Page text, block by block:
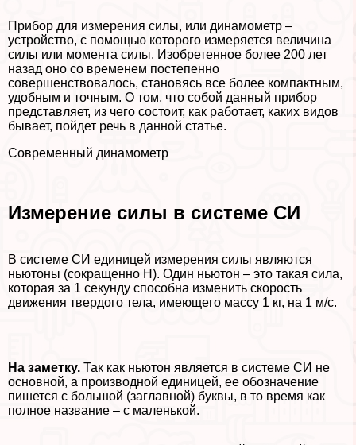
Прибор для измерения силы, или динамометр –
устройство, с помощью которого измеряется величина
силы или момента силы. Изобретенное более 200 лет
назад оно со временем постепенно
совершенствовалось, становясь все более компактным,
удобным и точным. О том, что собой данный прибор
представляет, из чего состоит, как работает, каких видов
бывает, пойдет речь в данной статье.
Современный динамометр
Измерение силы в системе СИ
В системе СИ единицей измерения силы являются
ньютоны (сокращенно Н). Один ньютон – это такая сила,
которая за 1 секунду способна изменить скорость
движения твердого тела, имеющего массу 1 кг, на 1 м/с.
На заметку. Так как ньютон является в системе СИ не
основной, а производной единицей, ее обозначение
пишется с большой (заглавной) буквы, в то время как
полное название – с маленькой.